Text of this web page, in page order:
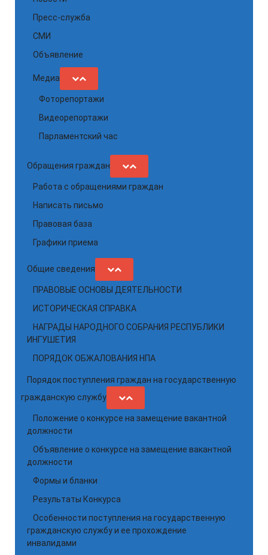
Пресс-служба
СМИ
Объявление
Медиа
Фоторепортажи
Видеорепортажи
Парламентский час
Обращения граждан
Работа с обращениями граждан
Написать письмо
Правовая база
Графики приема
Общие сведения
ПРАВОВЫЕ ОСНОВЫ ДЕЯТЕЛЬНОСТИ
ИСТОРИЧЕСКАЯ СПРАВКА
НАГРАДЫ НАРОДНОГО СОБРАНИЯ РЕСПУБЛИКИ
ИНГУШЕТИЯ
ПОРЯДОК ОБЖАЛОВАНИЯ НПА
Порядок поступления граждан на государственную
гражданскую службу
Положение о конкурсе на замещение вакантной
должности
Объявление о конкурсе на замещение вакантной
должности
Формы и бланки
Результаты Конкурса
Особенности поступления на государственную
гражданскую службу и ее прохождение
инвалидами